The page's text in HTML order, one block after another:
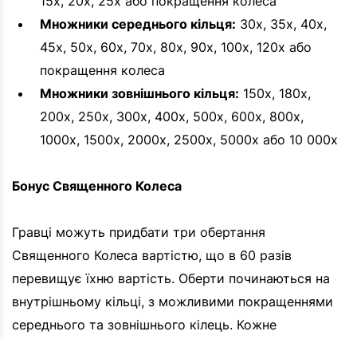
Множники середнього кільця: 30x, 35x, 40x,
45x, 50x, 60x, 70x, 80x, 90x, 100x, 120x або
покращення колеса
Множники зовнішнього кільця: 150x, 180x,
200x, 250x, 300x, 400x, 500x, 600x, 800x,
1000x, 1500x, 2000x, 2500x, 5000x або 10 000x
Бонус Священного Колеса
Гравці можуть придбати три обертання
Священного Колеса вартістю, що в 60 разів
перевищує їхню вартість. Оберти починаються на
внутрішньому кільці, з можливими покращеннями
середнього та зовнішнього кілець. Кожне